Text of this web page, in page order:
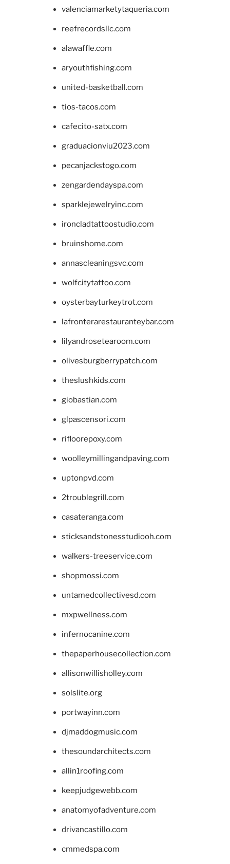
valenciamarketytaqueria.com
reefrecordsllc.com
alawaffle.com
aryouthfishing.com
united-basketball.com
tios-tacos.com
cafecito-satx.com
graduacionviu2023.com
pecanjackstogo.com
zengardendayspa.com
sparklejewelryinc.com
ironcladtattoostudio.com
bruinshome.com
annascleaningsvc.com
wolfcitytattoo.com
oysterbayturkeytrot.com
lafronterarestauranteybar.com
lilyandrosetearoom.com
olivesburgberrypatch.com
theslushkids.com
giobastian.com
glpascensori.com
rifloorepoxy.com
woolleymillingandpaving.com
uptonpvd.com
2troublegrill.com
casateranga.com
sticksandstonesstudiooh.com
walkers-treeservice.com
shopmossi.com
untamedcollectivesd.com
mxpwellness.com
infernocanine.com
thepaperhousecollection.com
allisonwillisholley.com
solslite.org
portwayinn.com
djmaddogmusic.com
thesoundarchitects.com
allin1roofing.com
keepjudgewebb.com
anatomyofadventure.com
drivancastillo.com
cmmedspa.com